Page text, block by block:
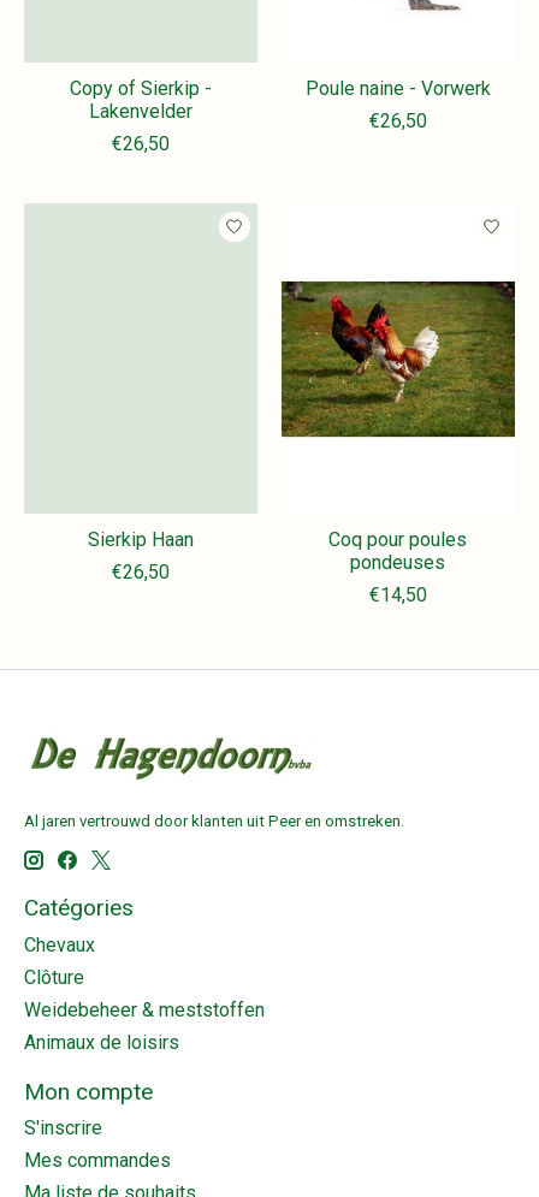
Copy of Sierkip -
Lakenvelder
€26,50
Poule naine - Vorwerk
€26,50
Sierkip Haan
€26,50
Coq pour poules
pondeuses
€14,50
Al jaren vertrouwd door klanten uit Peer en omstreken.
Catégories
Chevaux
Clôture
Weidebeheer & meststoffen
Animaux de loisirs
Mon compte
S'inscrire
Mes commandes